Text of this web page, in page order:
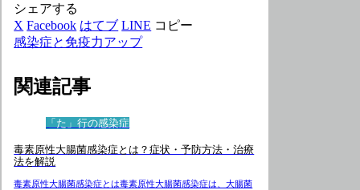
シェアする
X Facebook はてブ LINE コピー
感染症と免疫力アップ
関連記事
「た」行の感染症
毒素原性大腸菌感染症とは？症状・予防方法・治療
法を解説
毒素原性大腸菌感染症とは毒素原性大腸菌感染症は、大腸菌